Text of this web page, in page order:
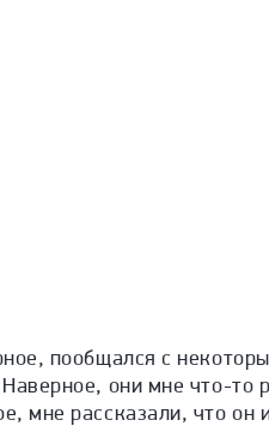
пообщался с
они мне что-то
мне рассказали, что